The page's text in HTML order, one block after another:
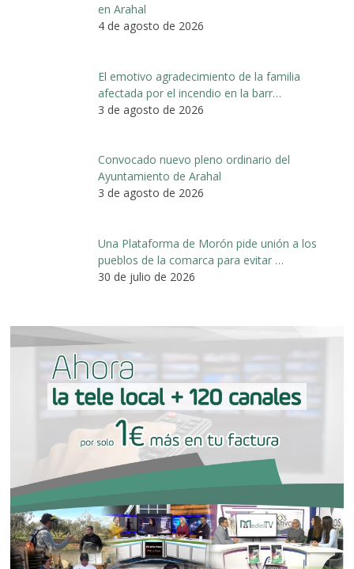
en Arahal
4 de agosto de 2026
El emotivo agradecimiento de la familia
afectada por el incendio en la barr…
3 de agosto de 2026
Convocado nuevo pleno ordinario del
Ayuntamiento de Arahal
3 de agosto de 2026
Una Plataforma de Morón pide unión a los
pueblos de la comarca para evitar …
30 de julio de 2026